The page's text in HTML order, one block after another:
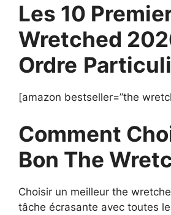
Les 10
Wretched
Ordre
[amazon bestseller=”the
Comment
Bon The
Choisir un meilleur the
tâche écrasante avec toutes